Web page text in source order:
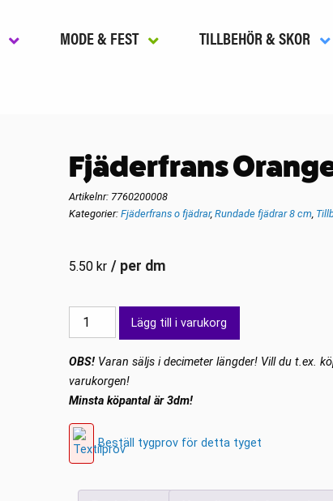
MODE & FEST TILLBEHÖR & SKOR
Fjäderfrans
Artikelnr: 7760200008
Kategorier: Fjäderfrans o fjädrar, Rundade fjädrar 8 cm,
5.50 kr / per dm
Fjäderfrans
Orange
mängd
Lägg till i varukorg
OBS!Varan säljs i decimeter längder! Vill du t.ex.
varukorgen!
Minsta köpantal är 3dm!
Beställ tygprov för detta tyget